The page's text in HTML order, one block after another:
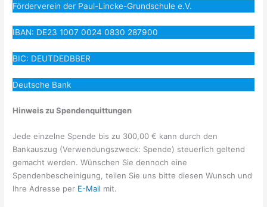
Förderverein der Paul-Lincke-Grundschule e.V.
IBAN: DE23 1007 0024 0830 287900
BIC: DEUTDEDBBER
Deutsche Bank
Hinweis zu Spendenquittungen
Jede einzelne Spende bis zu 300,00 € kann durch den
Bankauszug (Verwendungszweck: Spende) steuerlich geltend
gemacht werden. Wünschen Sie dennoch eine
Spendenbescheinigung, teilen Sie uns bitte diesen Wunsch und
Ihre Adresse per E-Mail mit.